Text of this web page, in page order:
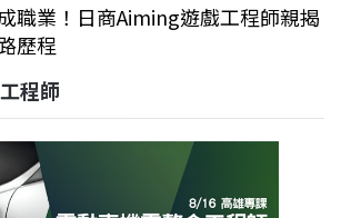
職業！日商Aiming遊戲工程師親揭
歷程
程師